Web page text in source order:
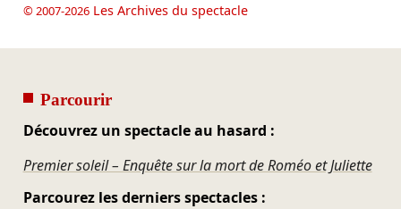
© 2007-2026Les Archives du spectacle
Parcourir
Découvrez un spectacle au hasard :
Premier soleil – Enquête sur la mort de Roméo et Juliette
Parcourez les derniers spectacles :